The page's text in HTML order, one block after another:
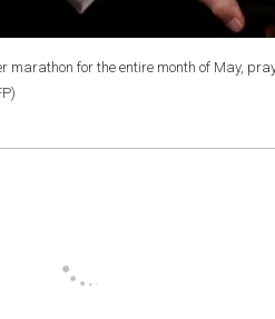
for the entire month of May,